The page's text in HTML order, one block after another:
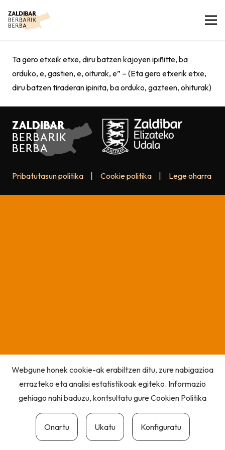
Ta gero etxeik etxe, diru batzen kajoyen ipiñitte, ba
orduko, e, gastien, e, oiturak, e” – (Eta gero etxerik etxe,
diru batzen tiraderan ipinita, ba orduko, gazteen, ohiturak)
Pribatutasun politika Cookie politika Lege oharra
Webgune honek cookie-ak erabiltzen ditu, zure nabigazioa
errazteko eta analisi estatistikoak egiteko. Informazio
gehiago nahi baduzu, kontsultatu gureCookien Politika
Onartu Ukatu Konfiguratu